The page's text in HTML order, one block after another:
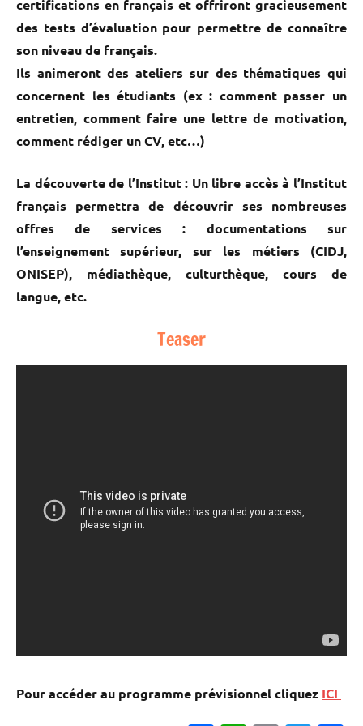
certifications en français et offriront gracieusement
des tests d’évaluation pour permettre de connaître
son niveau de français.
Ils animeront des ateliers sur des thématiques qui
concernent les étudiants (ex : comment passer un
entretien, comment faire une lettre de motivation,
comment rédiger un CV, etc…)
La découverte de l’Institut : Un libre accès à l’Institut
français permettra de découvrir ses nombreuses
offres de services : documentations sur
l’enseignement supérieur, sur les métiers (CIDJ,
ONISEP), médiathèque, culturthèque, cours de
langue, etc.
Teaser
Pour accéder au programme prévisionnel cliquez ICI